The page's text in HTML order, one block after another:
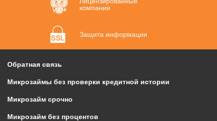
компании
Защита информации
Обратная связь
Микрозаймы без проверки кредитной истории
Микрозайм срочно
Микрозайм без процентов